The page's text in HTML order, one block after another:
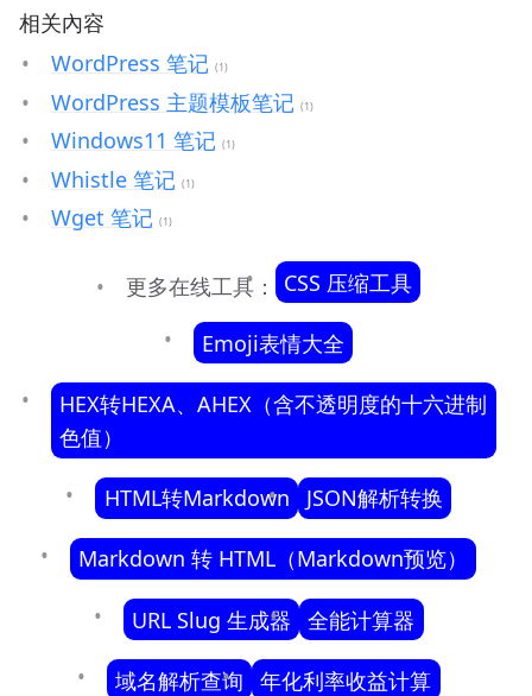
相关內容
WordPress 笔记 (1)
WordPress 主题模板笔记 (1)
Windows11 笔记 (1)
Whistle 笔记 (1)
Wget 笔记 (1)
更多在线工具： CSS 压缩工具
Emoji表情大全
HEX转HEXA、AHEX（含不透明度的十六进制
色值）
HTML转Markdown JSON解析转换
Markdown 转 HTML（Markdown预览）
URL Slug 生成器 全能计算器
域名解析查询 年化利率收益计算